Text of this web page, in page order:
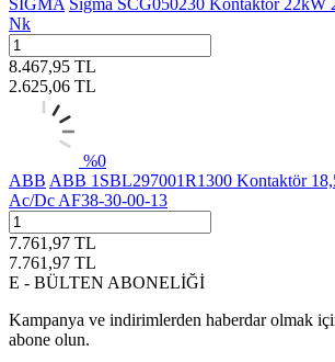
Nk
8.467,95 TL
2.625,06 TL
%0
ABB ABB 1SBL297001R1300 Kontaktör
Ac/Dc AF38-30-00-13
7.761,97 TL
7.761,97 TL
E - BÜLTEN ABONELİĞİ
Kampanya ve indirimlerden haberdar olmak
abone olun.